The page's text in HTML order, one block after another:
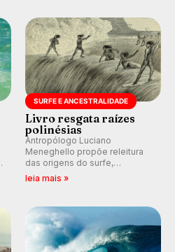
km/h em Itanhaém.
SURFE E ANCESTRALIDADE
Livro resgata raízes
polinésias
Antropólogo Luciano
Meneghello propõe releitura
das origens do surfe,
resgatando a cultura polinésia
prática em esporte e indústria.
leia mais »